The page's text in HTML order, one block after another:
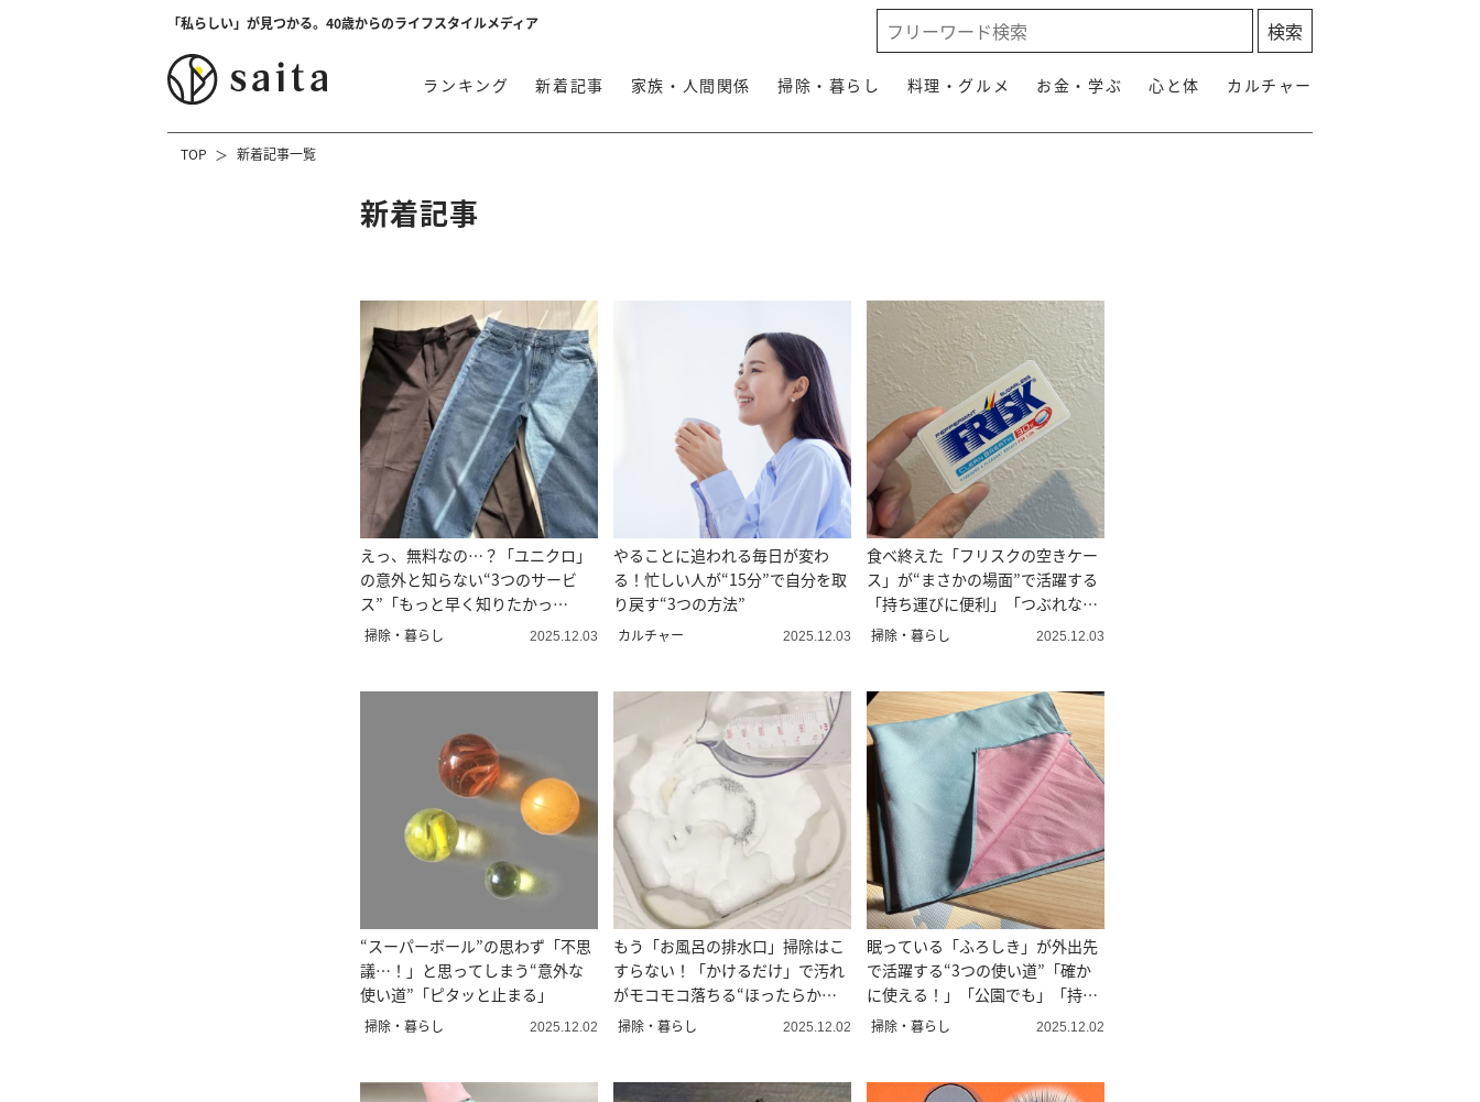
「私らしい」が見つかる。40歳からのライフスタイルメディア
ランキング 新着記事 家族・人間関係 掃除・暮らし 料理・グルメ お金・学ぶ 心と体 カルチャー
TOP 新着記事一覧
新着記事
えっ、無料なの…？「ユニクロ」
の意外と知らない“3つのサービ
ス”「もっと早く知りたかっ
た！」
掃除・暮らし 2025.12.03
やることに追われる毎日が変わ
る！忙しい人が“15分”で自分を取
り戻す“3つの方法”
カルチャー 2025.12.03
食べ終えた「フリスクの空きケー
ス」が“まさかの場面”で活躍する
「持ち運びに便利」「つぶれな
い」
掃除・暮らし 2025.12.03
“スーパーボール”の思わず「不思
議…！」と思ってしまう“意外な
使い道”「ピタッと止まる」
掃除・暮らし 2025.12.02
もう「お風呂の排水口」掃除はこ
すらない！「かけるだけ」で汚れ
がモコモコ落ちる“ほったらかし
年末掃除”
掃除・暮らし 2025.12.02
眠っている「ふろしき」が外出先
で活躍する“3つの使い道”「確か
に使える！」「公園でも」「持ち
歩く」
掃除・暮らし 2025.12.02